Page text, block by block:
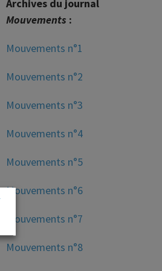
Archives du journal
Mouvements :
Mouvements n°1
Mouvements n°2
Mouvements n°3
Mouvements n°4
Mouvements n°5
Mouvements n°6
Mouvements n°7
Mouvements n°8